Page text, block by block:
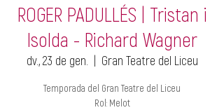
ROGER PADULLÉS | Tristan i
Isolda - Richard Wagner
dv., 23 de gen.
  |
Gran Teatre del Liceu
Temporada del Gran Teatre del Liceu
Rol: Melot